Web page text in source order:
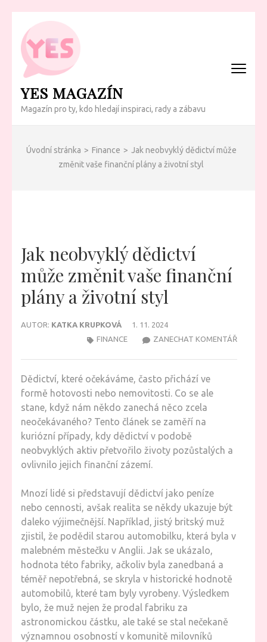
Přeskočit
obsah
(Enter)
YES MAGAZÍN
Magazín pro ty, kdo hledají inspiraci, rady a zábavu
Úvodní stránka > Finance > Jak neobvyklý dědictví může
změnit vaše finanční plány a životní styl
Jak neobvyklý dědictví
může změnit vaše finanční
plány a životní styl
AUTOR: KATKA KRUPKOVÁ
1. 11. 2024
ZANECHAT KOMENTÁŘNA
FINANCE
Dědictví, které očekáváme, často přichází ve
formě hotovosti nebo nemovitosti. Co se ale
stane, když nám někdo zanechá něco zcela
neočekávaného? Tento článek se zaměří na
kuriózní případy, kdy dědictví v podobě
neobvyklých aktiv přetvořilo životy pozůstalých a
ovlivnilo jejich finanční zázemí.
Mnozí lidé si představují dědictví jako peníze
nebo cennosti, avšak realita se někdy ukazuje být
daleko výjimečnější. Například, jistý britský muž
zjistil, že podědil starou automobilku, která byla v
malebném městečku v Anglii. Jak se ukázalo,
hodnota této fabriky, ačkoliv byla zanedbaná a
téměř nepotřebná, se skryla v historické hodnotě
automobilů, které tam byly vyrobeny. Výsledkem
bylo, že muž nejen že prodal fabriku za
astronomickou částku, ale také se stal nečekaně
významnou osobností v komunitě milovníků